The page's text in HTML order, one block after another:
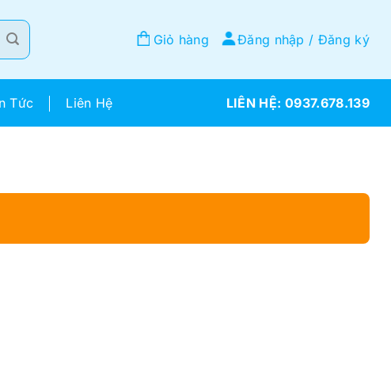
Giỏ hàng Đăng nhập / Đăng ký
Tức Liên Hệ 0937.678.139